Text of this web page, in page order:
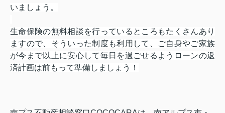
いましょう。
生命保険の無料相談を行っているところもたくさんあり
ますので、そういった制度も利用して、ご自身やご家族
が今まで以上に安心して毎日を過ごせるようローンの返
済計画は前もって準備しましょう！